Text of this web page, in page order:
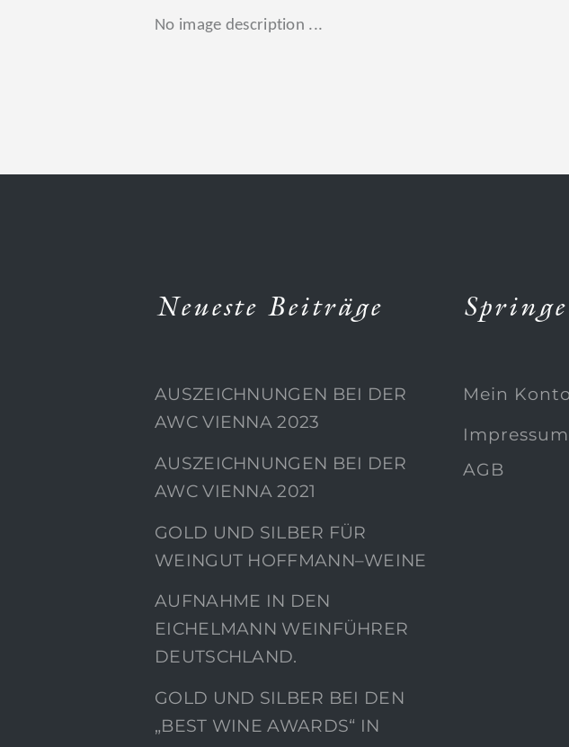
No image description ...
Neueste Beiträge
AUSZEICHNUNGEN BEI DER
AWC VIENNA 2023
AUSZEICHNUNGEN BEI DER
AWC VIENNA 2021
GOLD UND SILBER FÜR
WEINGUT HOFFMANN–WEINE
AUFNAHME IN DEN
EICHELMANN WEINFÜHRER
DEUTSCHLAND.
GOLD UND SILBER BEI DEN
„BEST WINE AWARDS“ IN
Mein Konto
Impressum
AGB